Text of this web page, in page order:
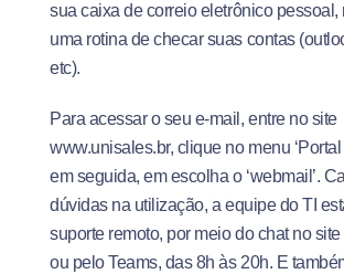
sua caixa de correio eletrônico pessoal,
uma rotina de checar suas contas
etc).
Para acessar o seu e-mail, entre no site
www.unisales.br, clique no menu ‘Portal
em seguida, em escolha o ‘webmail’.
dúvidas na utilização, a equipe do TI
suporte remoto, por meio do chat no
ou pelo Teams, das 8h às 20h. E